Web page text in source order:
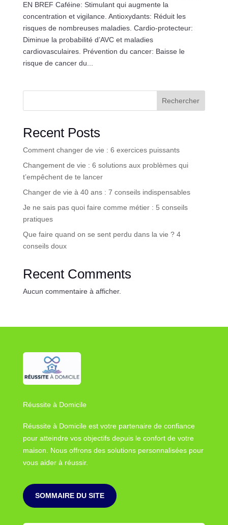
EN BREF Caféine: Stimulant qui augmente la
concentration et vigilance. Antioxydants: Réduit les
risques de nombreuses maladies. Cardio-protecteur:
Diminue la probabilité d’AVC et maladies
cardiovasculaires. Prévention du cancer: Baisse le
risque de cancer du...
Rechercher
Recent Posts
Comment changer de vie : 6 exercices puissants
Changement de vie : 6 solutions aux problèmes qui
t’empêchent de te lancer
Changer de vie à 40 ans : 7 conseils indispensables
Je ne sais pas quoi faire comme métier : 5 conseils
pratiques
Que faire quand on se sent perdu dans la vie ? 4
conseils doux
Recent Comments
Aucun commentaire à afficher.
Réussite à Domicile
Réussite à Domicile est votre partenaire de confiance
pour atteindre vos objectifs depuis le confort de votre
maison. Nous offrons des solutions personnalisées pour
vous aider à réussir.
SOMMAIRE DU SITE